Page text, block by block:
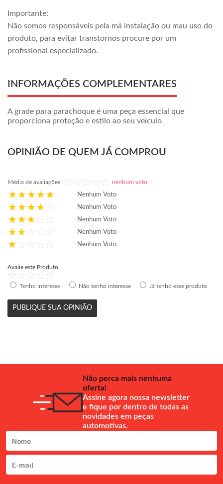
Importante:
Não somos responsáveis pela má instalação ou mau uso do
produto, para evitar transtornos procure por um
profissional especializado.
INFORMAÇÕES COMPLEMENTARES
A grade para parachoque é uma peça essencial que
proporciona proteção e estilo ao seu veículo
OPINIÃO DE QUEM JÁ COMPROU
Média de avaliações: nenhum voto
Nenhum Voto
Nenhum Voto
Nenhum Voto
Nenhum Voto
Nenhum Voto
Avalie este Produto
Tenho interesse Não tenho interesse Já tenho esse produto
PUBLIQUE SUA OPINIÃO
Não perca mais nenhuma
oferta!
Assine agora nossa newsletter
e fique por dentro de todas as
novidades em peças
automotivas.